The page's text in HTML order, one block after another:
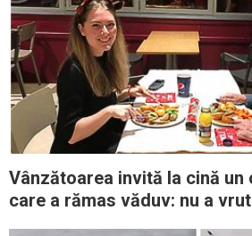
Vânzătoarea invită la cină un
care a rămas văduv: nu a